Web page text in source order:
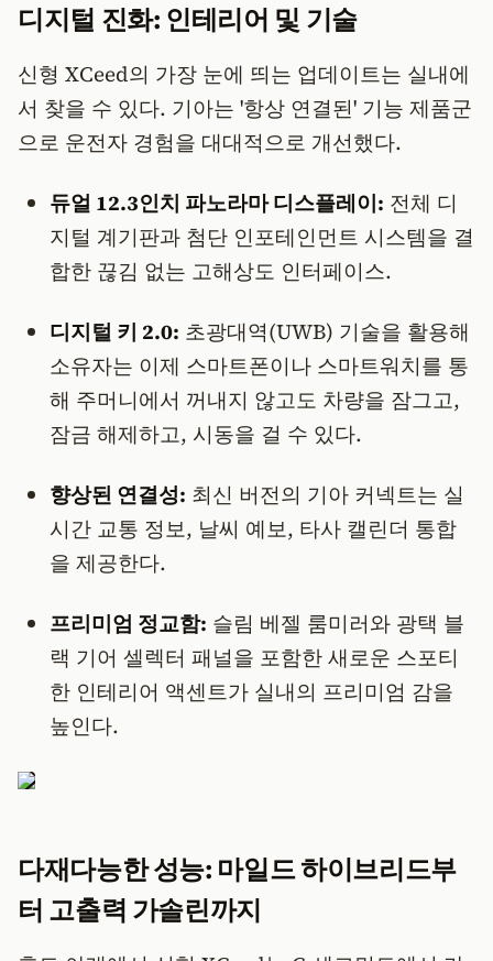
디지털 진화: 인테리어 및 기술
​신형 XCeed의 가장 눈에 띄는 업데이트는 실내에
서 찾을 수 있다. 기아는 '항상 연결된' 기능 제품군
으로 운전자 경험을 대대적으로 개선했다.
듀얼 12.3인치 파노라마 디스플레이: 전체 디
지털 계기판과 첨단 인포테인먼트 시스템을 결
합한 끊김 없는 고해상도 인터페이스.
디지털 키 2.0: 초광대역(UWB) 기술을 활용해
소유자는 이제 스마트폰이나 스마트워치를 통
해 주머니에서 꺼내지 않고도 차량을 잠그고,
잠금 해제하고, 시동을 걸 수 있다.
향상된 연결성: 최신 버전의 기아 커넥트는 실
시간 교통 정보, 날씨 예보, 타사 캘린더 통합
을 제공한다.
프리미엄 정교함: 슬림 베젤 룸미러와 광택 블
랙 기어 셀렉터 패널을 포함한 새로운 스포티
한 인테리어 액센트가 실내의 프리미엄 감을
높인다.
다재다능한 성능: 마일드 하이브리드부
터 고출력 가솔린까지